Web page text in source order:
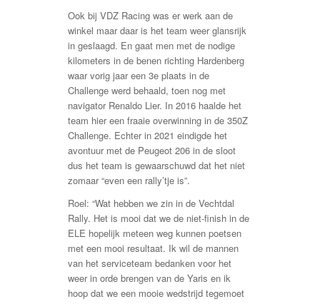
Ook bij VDZ Racing was er werk aan de
winkel maar daar is het team weer glansrijk
in geslaagd. En gaat men met de nodige
kilometers in de benen richting Hardenberg
waar vorig jaar een 3e plaats in de
Challenge werd behaald, toen nog met
navigator Renaldo Lier. In 2016 haalde het
team hier een fraaie overwinning in de 350Z
Challenge. Echter in 2021 eindigde het
avontuur met de Peugeot 206 in de sloot
dus het team is gewaarschuwd dat het niet
zomaar “even een rally’tje is”.
Roel: “Wat hebben we zin in de Vechtdal
Rally. Het is mooi dat we de niet-finish in de
ELE hopelijk meteen weg kunnen poetsen
met een mooi resultaat. Ik wil de mannen
van het serviceteam bedanken voor het
weer in orde brengen van de Yaris en ik
hoop dat we een mooie wedstrijd tegemoet